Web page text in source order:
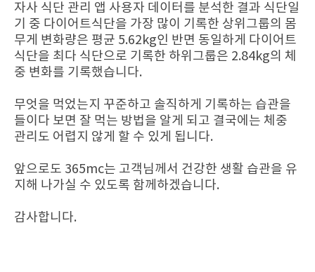
자사 식단 관리 앱 사용자 데이터를 분석한 결과 식단일
기 중 다이어트식단을 가장 많이 기록한 상위그룹의 몸
무게 변화량은 평균 5.62kg인 반면 동일하게 다이어트
식단을 최다 식단으로 기록한 하위그룹은 2.84kg의 체
중 변화를 기록했습니다.
무엇을 먹었는지 꾸준하고 솔직하게 기록하는 습관을
들이다 보면 잘 먹는 방법을 알게 되고 결국에는 체중
관리도 어렵지 않게 할 수 있게 됩니다.
앞으로도 365mc는 고객님께서 건강한 생활 습관을 유
지해 나가실 수 있도록 함께하겠습니다.
감사합니다.